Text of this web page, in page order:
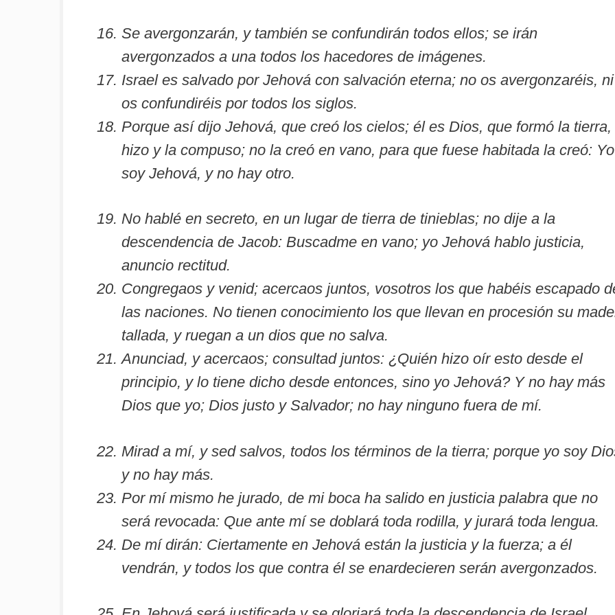
Se avergonzarán, y también se confundirán todos ellos; se irán
avergonzados a una todos los hacedores de imágenes.
Israel es salvado por Jehová con salvación eterna; no os avergonzaréis, ni
os confundiréis por todos los siglos.
Porque así dijo Jehová, que creó los cielos; él es Dios, que formó la tierra,
hizo y la compuso; no la creó en vano, para que fuese habitada la creó: Yo
soy Jehová, y no hay otro.
No hablé en secreto, en un lugar de tierra de tinieblas; no dije a la
descendencia de Jacob: Buscadme en vano; yo Jehová hablo justicia,
anuncio rectitud.
Congregaos y venid; acercaos juntos, vosotros los que habéis escapado
las naciones. No tienen conocimiento los que llevan en procesión su
tallada, y ruegan a un dios que no salva.
Anunciad, y acercaos; consultad juntos: ¿Quién hizo oír esto desde el
principio, y lo tiene dicho desde entonces, sino yo Jehová? Y no hay más
Dios que yo; Dios justo y Salvador; no hay ninguno fuera de mí.
Mirad a mí, y sed salvos, todos los términos de la tierra; porque yo soy
y no hay más.
Por mí mismo he jurado, de mi boca ha salido en justicia palabra que no
será revocada: Que ante mí se doblará toda rodilla, y jurará toda lengua.
De mí dirán: Ciertamente en Jehová están la justicia y la fuerza; a él
vendrán, y todos los que contra él se enardecieren serán avergonzados.